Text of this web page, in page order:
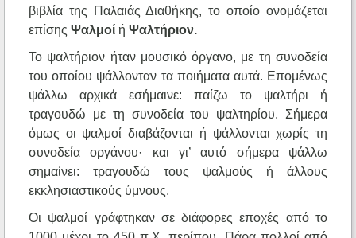
βιβλία της Παλαιάς Διαθήκης, το οποίο ονομάζεται
επίσης Ψαλμοί ή Ψαλτήριον.
Το ψαλτήριον ήταν μουσικό όργανο, με τη συνοδεία
του οποίου ψάλλονταν τα ποιήματα αυτά. Επομένως
ψάλλω αρχικά εσήμαινε: παίζω το ψαλτήρι ή
τραγουδώ με τη συνοδεία του ψαλτηρίου. Σήμερα
όμως οι ψαλμοί διαβάζονται ή ψάλλονται χωρίς τη
συνοδεία οργάνου· και γι’ αυτό σήμερα ψάλλω
σημαίνει: τραγουδώ τους ψαλμούς ή άλλους
εκκλησιαστικούς ύμνους.
Οι ψαλμοί γράφτηκαν σε διάφορες εποχές από το